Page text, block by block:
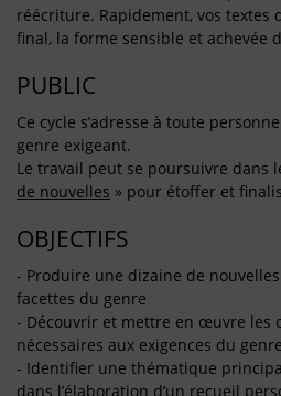
réécriture. Rapidement, vos textes
final, la forme sensible et achevée
PUBLIC
Ce cycle s’adresse à toute
genre exigeant.
Le travail peut se poursuivre dans
de nouvelles » pour étoffer et
OBJECTIFS
- Produire une dizaine de
facettes du genre
- Découvrir et mettre en œuvre les
nécessaires aux exigences du genre
- Identifier une thématique
dans l’élaboration d’un recueil